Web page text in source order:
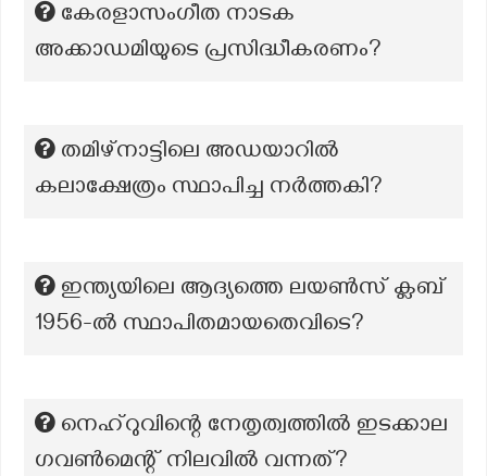
കേരളാസംഗീത നാടക
അക്കാഡമിയുടെ പ്രസിദ്ധീകരണം?
തമിഴ്നാട്ടിലെ അഡയാറിൽ
കലാക്ഷേത്രം സ്ഥാപിച്ച നർത്തകി?
ഇന്ത്യയിലെ ആദ്യത്തെ ലയൺസ് ക്ലബ്
1956-ൽ സ്ഥാപിതമായതെവിടെ?
നെഹ്റുവിന്റെ നേതൃത്വത്തിൽ ഇടക്കാല
ഗവൺമെന്റ് നിലവിൽ വന്നത്?